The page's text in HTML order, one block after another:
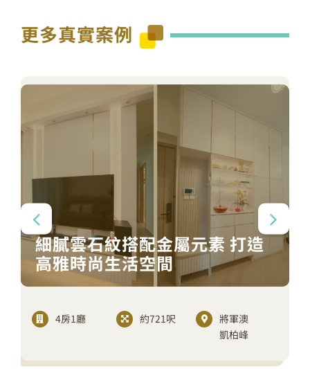
更多真實案例
細膩雲石紋搭配金屬元素 打造
高雅時尚生活空間
4房1廳 約721呎
將軍澳
凱柏峰